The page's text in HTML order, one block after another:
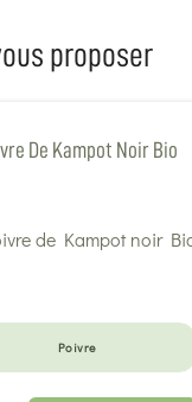
proposer
De Kampot Noir Bio
Poivre